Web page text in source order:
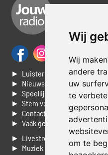
Wij
Wij
andere
uw
te
om te
► Luisteren naar Jouwradio
► Nieuws
► Speellijst
► Stem voor de Dag top 3
► Contacteer ons
► Vaak gestelde vragen
► Livestream informatie
► Muziek opzoeken